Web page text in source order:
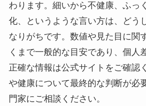
わります。細いから不健康、ふっ
化、というような言い方は、どう
なりがちです。数値や見た目に関
くまで一般的な目安であり、個人
正確な情報は公式サイトをご確認
や健康について最終的な判断が必
門家にご相談ください。